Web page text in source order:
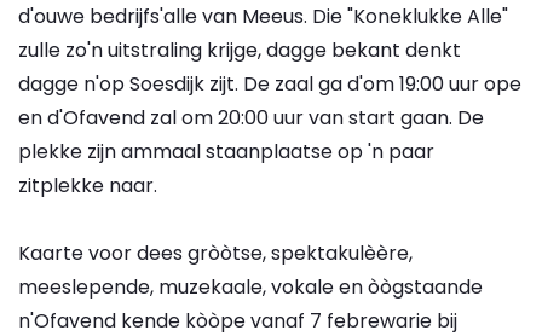
d'ouwe bedrijfs'alle van Meeus. Die "Koneklukke Alle"
zulle zo'n uitstraling krijge, dagge bekant denkt
dagge n'op Soesdijk zijt. De zaal ga d'om 19:00 uur ope
en d'Ofavend zal om 20:00 uur van start gaan. De
plekke zijn ammaal staanplaatse op 'n paar
zitplekke naar.
Kaarte voor dees gròòtse, spektakulèère,
meeslepende, muzekaale, vokale en òògstaande
n'Ofavend kende kòòpe vanaf 7 febrewarie bij